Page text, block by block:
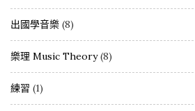
出國學音樂 (8)
樂理 Music Theory(8)
練習 (1)